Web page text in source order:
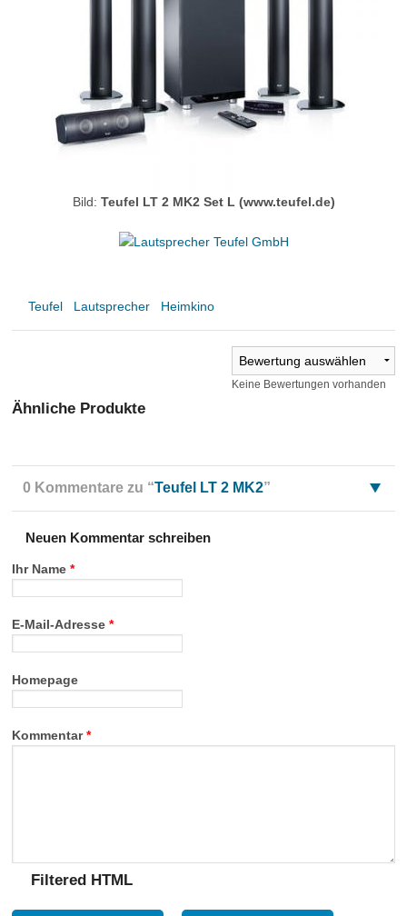
Bild: Teufel LT 2 MK2 Set L (www.teufel.de)
Teufel Lautsprecher Heimkino
Keine Bewertungen vorhanden
Ähnliche Produkte
0 Kommentare zu “Teufel LT 2 MK2”
Neuen Kommentar schreiben
Ihr Name*
E-Mail-Adresse*
Homepage
Kommentar*
Filtered HTML